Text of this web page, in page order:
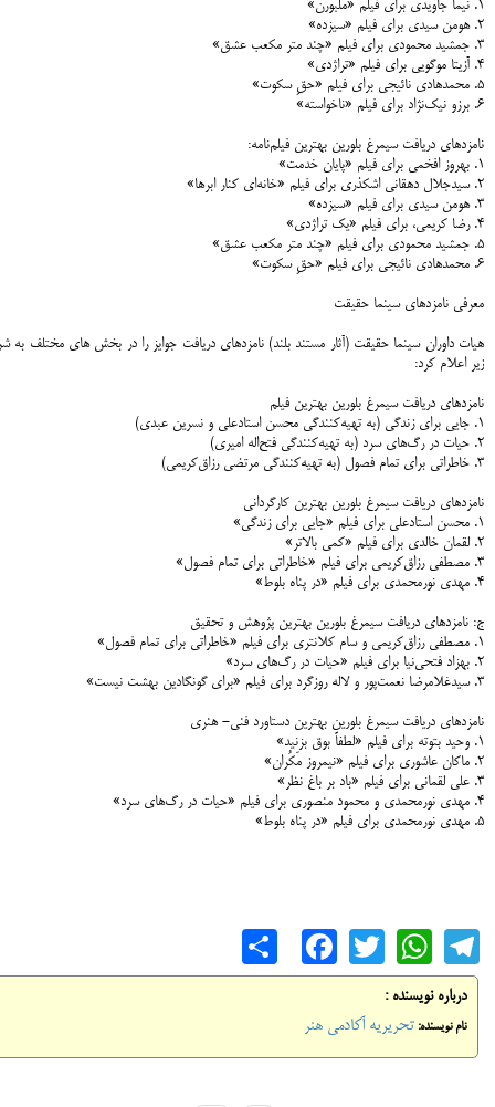
۱. نیما جاویدی برای فیلم «ملبورن»
۲. هومن سیدی برای فیلم «سیزده»
۳. جمشید محمودی برای فیلم «چند متر مکعب عشق»
۴. آزیتا موگویی برای فیلم «تراژدی»
۵. محمدهادی نائیجی برای فیلم «حقِ سکوت»
۶. برزو نیک‌نژاد برای فیلم «ناخواسته»
نامزدهای دریافت سیمرغ بلورین بهترین فیلم‌نامه:
۱. بهروز افخمی برای فیلم «پایان خدمت»
۲. سیدجلال دهقانی اشکذری برای فیلم «خانه‌ای کنار ابرها»
۳. هومن سیدی برای فیلم «سیزده»
۴. رضا کریمی، برای فیلم «یک تراژدی»
۵. جمشید محمودی برای فیلم «چند متر مکعب عشق»
۶. محمدهادی نائیجی برای فیلم «حقِ سکوت»
معرفی نامزدهای سینما حقیقت
هیات داوران سینما حقیقت (آثار مستند بلند) نامزدهای دریافت جوایز را در بخش های مختلف به
زیر اعلام کرد:
نامزدهای دریافت سیمرغ بلورین بهترین فیلم
۱. جایی برای زندگی (به تهیه‌کنندگی محسن استادعلی و نسرین عبدی)
۲. حیات در رگ‌های سرد (به تهیه‌کنندگی فتح‌اله امیری)
۳. خاطراتی برای تمام فصول (به تهیه‌کنندگی مرتضی رزاق‌کریمی)
نامزدهای دریافت سیمرغ بلورین بهترین کارگردانی
۱. محسن استادعلی برای فیلم «جایی برای زندگی»
۲. لقمان خالدی برای فیلم «کمی بالاتر»
۳. مصطفی رزاق‌کریمی برای فیلم «خاطراتی برای تمام فصول»
۴. مهدی نورمحمدی برای فیلم «در پناه بلوط»
ج: نامزدهای دریافت سیمرغ بلورین بهترین پژوهش و تحقیق
۱. مصطفی رزاق‌کریمی و سام کلانتری برای فیلم «خاطراتی برای تمام فصول»
۲. بهزاد فتحی‌نیا برای فیلم «حیات در رگ‌های سرد»
۳. سیدغلامرضا نعمت‌پور و لاله روزگرد برای فیلم «برای گونگادین بهشت نیست»
نامزدهای دریافت سیمرغ بلورین بهترین دستاورد فنی- هنری
۱. وحید بتوته برای فیلم «لطفاً بوق بزنید»
۲. ماکان عاشوری برای فیلم «نیمروز مَکُران»
۳. علی لقمانی برای فیلم «باد بر باغ نظر»
۴. مهدی نورمحمدی و محمود منصوری برای فیلم «حیات در رگ‌های سرد»
۵. مهدی نورمحمدی برای فیلم «در پناه بلوط»
Telegram
WhatsApp
Twitter
Facebook
درباره نویسنده :
نام نویسنده: تحریریه آکادمی هنر